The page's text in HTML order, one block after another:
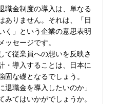
職金制度の導入は、単なる
ありません。それは、「日
く」という企業の意思表明
ッセージです。
て従業員への想いを反映さ
・導入することは、日本に
固な礎となるでしょう。
退職金を導入したいのか」
みてはいかがでしょうか。